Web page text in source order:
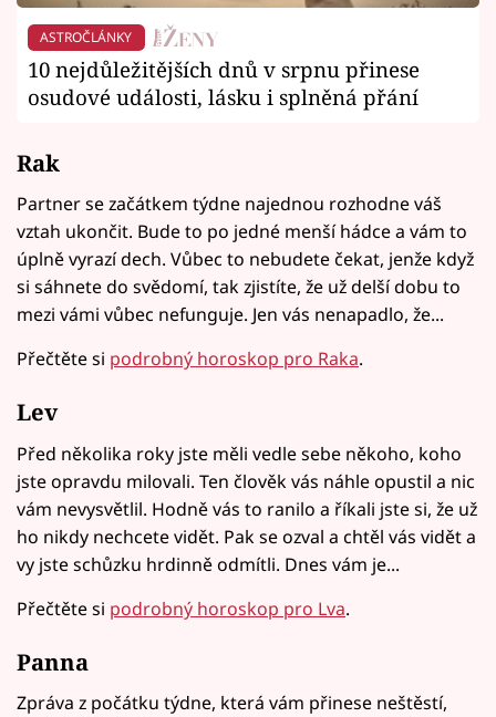
ASTROČLÁNKY
10 nejdůležitějších dnů v srpnu přinese
osudové události, lásku i splněná přání
Rak
Partner se začátkem týdne najednou rozhodne váš
vztah ukončit. Bude to po jedné menší hádce a vám to
úplně vyrazí dech. Vůbec to nebudete čekat, jenže když
si sáhnete do svědomí, tak zjistíte, že už delší dobu to
mezi vámi vůbec nefunguje. Jen vás nenapadlo, že...
Přečtěte si podrobný horoskop pro Raka.
Lev
Před několika roky jste měli vedle sebe někoho, koho
jste opravdu milovali. Ten člověk vás náhle opustil a nic
vám nevysvětlil. Hodně vás to ranilo a říkali jste si, že už
ho nikdy nechcete vidět. Pak se ozval a chtěl vás vidět a
vy jste schůzku hrdinně odmítli. Dnes vám je...
Přečtěte si podrobný horoskop pro Lva.
Panna
Zpráva z počátku týdne, která vám přinese neštěstí,